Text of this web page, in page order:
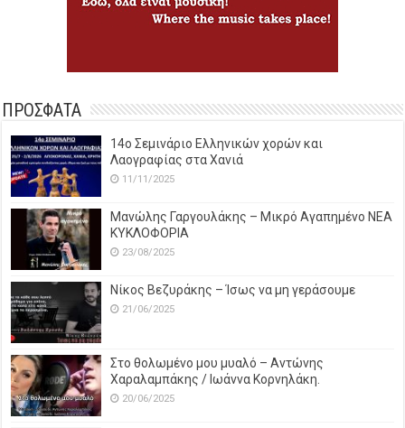
ΠΡΟΣΦΑΤΑ
14o Σεμινάριο Ελληνικών χορών και
Λαογραφίας στα Χανιά
11/11/2025
Μανώλης Γαργουλάκης – Μικρό Αγαπημένο NEΑ
ΚΥΚΛΟΦΟΡΙΑ
23/08/2025
Νίκος Βεζυράκης – Ίσως να μη γεράσουμε
21/06/2025
Στο θολωμένο μου μυαλό – Αντώνης
Χαραλαμπάκης / Ιωάννα Κορνηλάκη.
20/06/2025